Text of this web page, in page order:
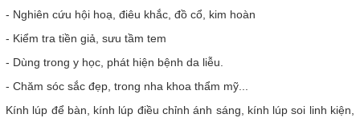
- Nghiên cứu hội hoạ, điêu khắc, đồ cổ, kim hoàn
- Kiểm tra tiền giả, sưu tầm tem
- Dùng trong y học, phát hiện bệnh da liễu.
- Chăm sóc sắc đẹp, trong nha khoa thẩm mỹ...
Kính lúp để bàn, kính lúp điều chỉnh ánh sáng, kính lúp soi linh kiện,